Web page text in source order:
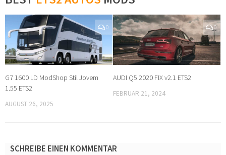
0
G7 1600 LD ModShop Stil Jovem
1.55 ETS2
AUGUST 26, 2025
0
AUDI Q5 2020 FIX v2.1 ETS2
FEBRUAR 21, 2024
SCHREIBE EINEN KOMMENTAR